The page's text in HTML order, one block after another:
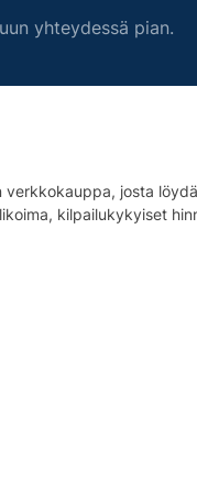
yhteydessä pian.
verkkokauppa, josta
kilpailukykyiset